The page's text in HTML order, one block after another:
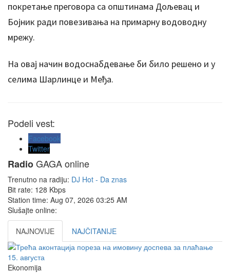
покретање преговора са општинама Дољевац и
Бојник ради повезивања на примарну водоводну
мрежу.
На овај начин водоснабдевање би било решено и у
селима Шарлинце и Међа.
Podeli vest:
Facebook
Twitter
RadioGAGA online
Trenutno na radiju: DJ Hot - Da znas
Bit rate: 128 Kbps
Station time: Aug 07, 2026 03:25 AM
Slušajte online:
NAJNOVIJE NAJČITANIJE
Ekonomija